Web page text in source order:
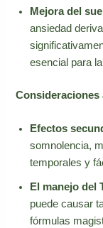
Mejora del
ansiedad
esencial para
Consideraciones
Efectos
somnolencia,
temporales y
El manejo del
puede causar
fórmulas